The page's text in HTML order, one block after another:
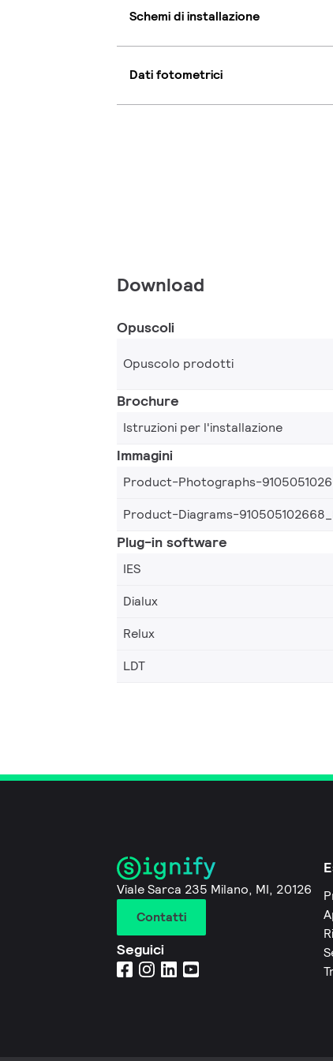
Schemi di installazione
Dati fotometrici
Download
Opuscoli
Opuscolo prodotti
Brochure
Istruzioni per l'installazione
Immagini
Product-Photographs-
Product-Diagrams-
Plug-in software
IES
Dialux
Relux
LDT
Viale Sarca 235 Milano, MI, 20126
Contatti
Seguici